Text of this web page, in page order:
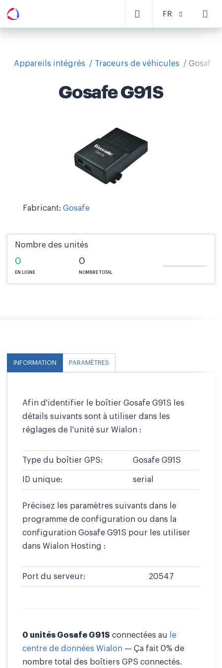
FR
Appareils intégrés Traceurs de véhicules Gosafe
Gosafe G91S
Fabricant: Gosafe
Nombre des unités
0
EN LIGNE
0
NOMBRE TOTAL
INFORMATION PARAMÈTRES
Afin d'identifier le boîtier Gosafe G91S les
détails suivants sont à utiliser dans les
réglages de l'unité sur Wialon :
Type du boîtier GPS: Gosafe G91S
ID unique: serial
Précisez les paramètres suivants dans le
programme de configuration ou dans la
configuration Gosafe G91S pour les utiliser
dans Wialon Hosting :
Port du serveur: 20547
0 unités Gosafe G91S connectées au
le
centre de données Wialon — Ça fait 0% de
nombre total des boîtiers GPS connectés.